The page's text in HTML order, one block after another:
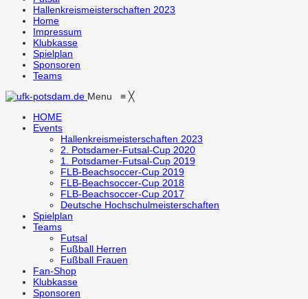
Hallenkreismeisterschaften 2023
Home
Impressum
Klubkasse
Spielplan
Sponsoren
Teams
Menu ≡ ╳
HOME
Events
Hallenkreismeisterschaften 2023
2. Potsdamer-Futsal-Cup 2020
1. Potsdamer-Futsal-Cup 2019
FLB-Beachsoccer-Cup 2019
FLB-Beachsoccer-Cup 2018
FLB-Beachsoccer-Cup 2017
Deutsche Hochschulmeisterschaften
Spielplan
Teams
Futsal
Fußball Herren
Fußball Frauen
Fan-Shop
Klubkasse
Sponsoren